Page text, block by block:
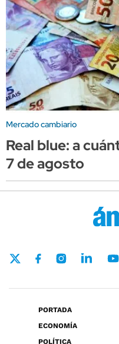
Mercado cambiario
Real blue: a
7 de agosto
PORTADA
ECONOMÍA
POLÍTICA